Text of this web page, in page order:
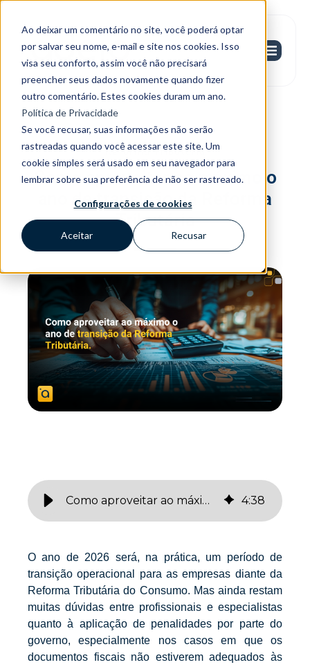
Ao deixar um comentário no site, você poderá optar
por salvar seu nome, e-mail e site nos cookies. Isso
visa seu conforto, assim você não precisará
preencher seus dados novamente quando fizer
outro comentário. Estes cookies duram um ano.
Política de Privacidade
Se você recusar, suas informações não serão
rastreadas quando você acessar este site. Um
cookie simples será usado em seu navegador para
lembrar sobre sua preferência de não ser rastreado.
Configurações de cookies
Aceitar Recusar
Reforma Tributária
Como aproveitar ao máximo o
ano de transição da Reforma
Tributária
Como aproveitar ao máximo o ano de transição da Reforma Tributária 4:38
O ano de 2026 será, na prática, um período de
transição operacional para as empresas diante da
Reforma Tributária do Consumo. Mas ainda restam
muitas dúvidas entre profissionais e especialistas
quanto à aplicação de penalidades por parte do
governo, especialmente nos casos em que os
documentos fiscais não estiverem adequados às